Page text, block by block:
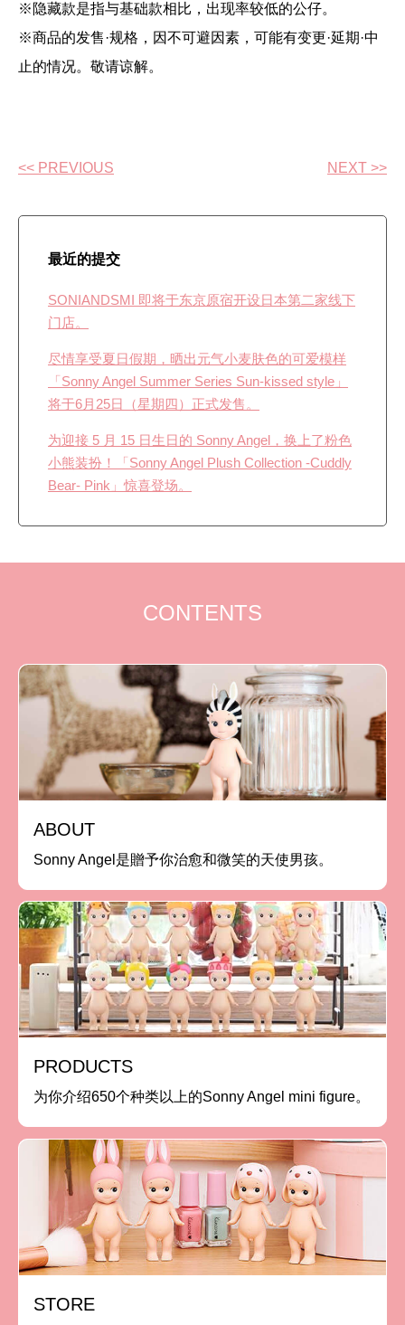
※隐藏款是指与基础款相比，出现率较低的公仔。
※商品的发售·规格，因不可避因素，可能有变更·延期·中
止的情况。敬请谅解。
<< PREVIOUS NEXT >>
最近的提交
SONIANDSMI 即将于东京原宿开设日本第二家线下
门店。
尽情享受夏日假期，晒出元气小麦肤色的可爱模样
「Sonny Angel Summer Series Sun-kissed style」
将于6月25日（星期四）正式发售。
为迎接 5 月 15 日生日的 Sonny Angel，换上了粉色
小熊装扮！「Sonny Angel Plush Collection -Cuddly
Bear- Pink」惊喜登场。
CONTENTS
ABOUT
Sonny Angel是贈予你治愈和微笑的天使男孩。
PRODUCTS
为你介绍650个种类以上的Sonny Angel mini figure。
STORE